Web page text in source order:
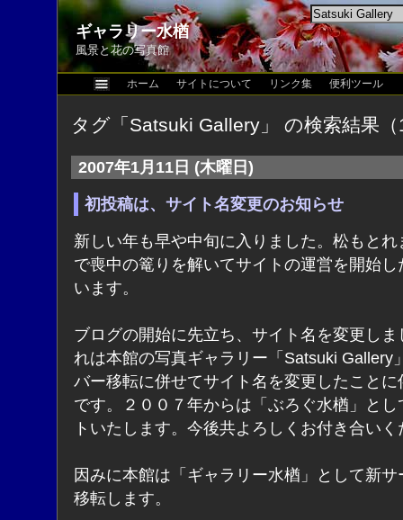
ギャラリー水楢
風景と花の写真館
ホーム サイトについて リンク集 便利ツール
タグ「Satsuki Gallery」 の検索結果（
2007年1月11日 (木曜日)
初投稿は、サイト名変更のお知らせ
新しい年も早や中旬に入りました。松もとれ
で喪中の篭りを解いてサイトの運営を開始し
います。
ブログの開始に先立ち、サイト名を変更しま
れは本館の写真ギャラリー「Satsuki Gallery
バー移転に併せてサイト名を変更したことに
です。２００７年からは「ぶろぐ水楢」とし
トいたします。今後共よろしくお付き合いく
因みに本館は「ギャラリー水楢」として新サ
移転します。